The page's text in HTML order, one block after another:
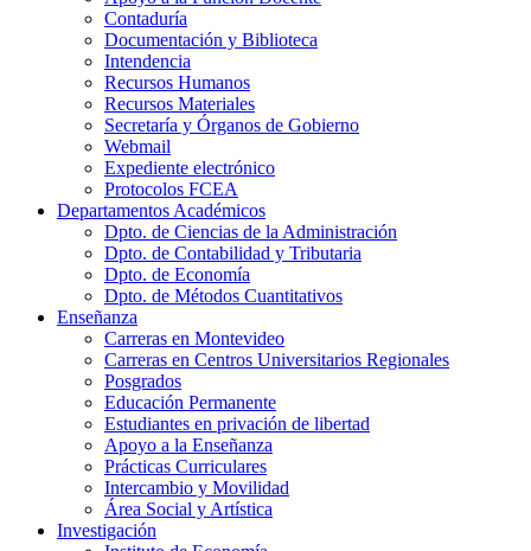
Contaduría
Documentación y Biblioteca
Intendencia
Recursos Humanos
Recursos Materiales
Secretaría y Órganos de Gobierno
Webmail
Expediente electrónico
Protocolos FCEA
Departamentos Académicos
Dpto. de Ciencias de la Administración
Dpto. de Contabilidad y Tributaria
Dpto. de Economía
Dpto. de Métodos Cuantitativos
Enseñanza
Carreras en Montevideo
Carreras en Centros Universitarios Regionales
Posgrados
Educación Permanente
Estudiantes en privación de libertad
Apoyo a la Enseñanza
Prácticas Curriculares
Intercambio y Movilidad
Área Social y Artística
Investigación